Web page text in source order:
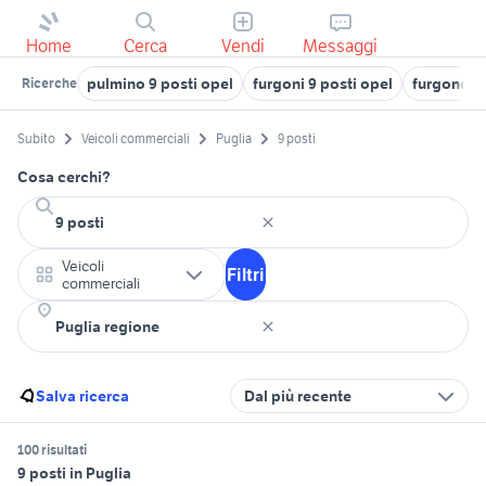
Home Cerca Vendi Messaggi
Ricerche pulmino 9 posti opel furgoni 9 posti opel furgone 9
Subito Veicoli commerciali Puglia 9 posti
Cosa cerchi?
Veicoli
commerciali
Filtri
Salva ricerca Dal più recente
100 risultati
9 posti in Puglia